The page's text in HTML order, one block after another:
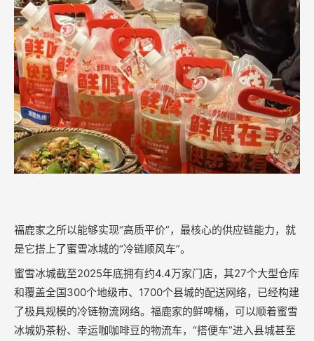
福鹿家之所以能够实现“高质平价”，最核心的供应链能力，就
是它搭上了蜜雪冰城的“冷链顺风车”。
蜜雪冰城截至2025年底拥有约4.4万家门店，其27个大型仓库
和覆盖全国300个地级市、1700个县城的配送网络，已经构建
了极具规模的冷链物流网络。福鹿家的鲜啤桶，可以顺着蜜雪
冰城奶茶粉、幸运咖咖啡豆的物流车，“搭便车”进入县城甚至